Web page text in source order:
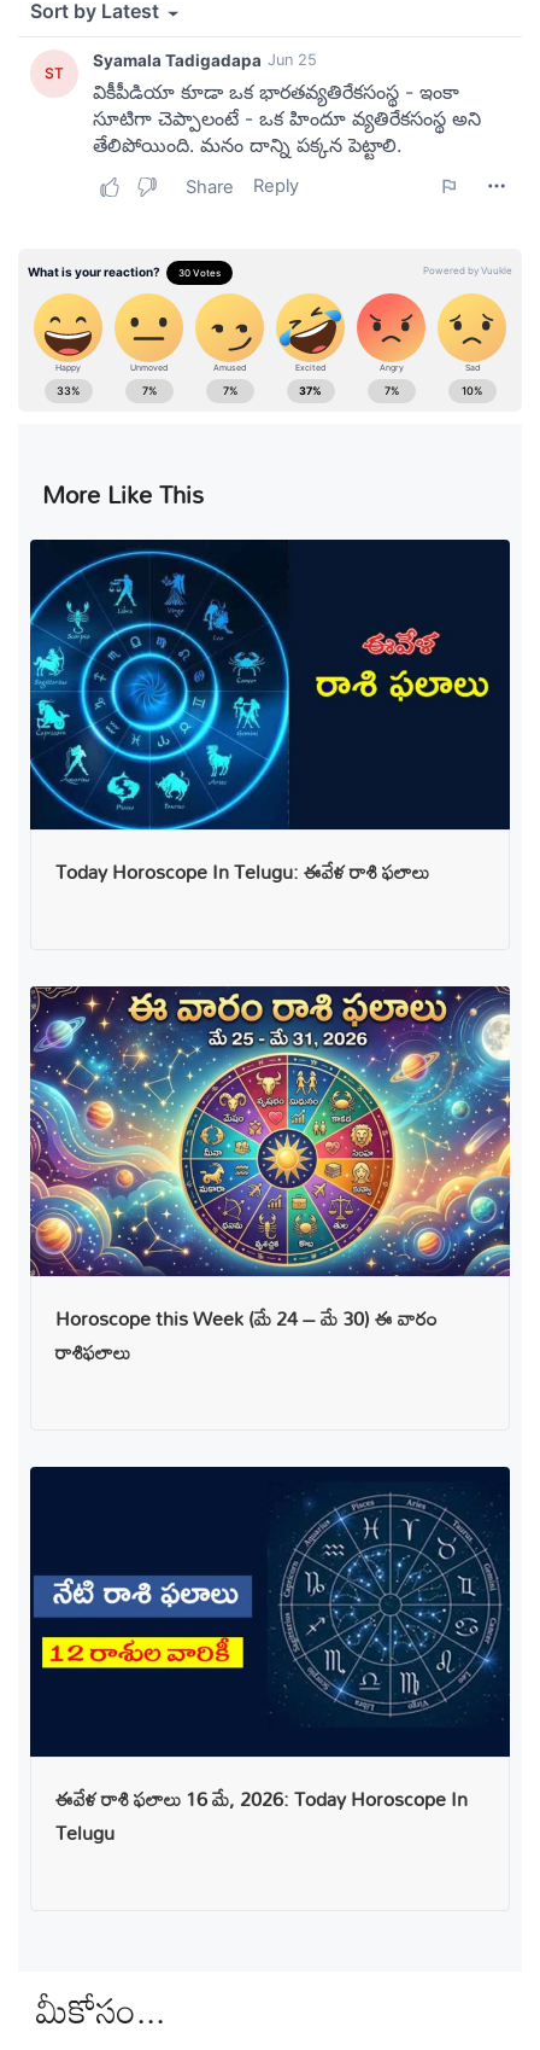
More Like This
Today Horoscope In Telugu: ఈవేళ రాశి ఫలాలు
Horoscope this Week (మే 24 – మే 30) ఈ వారం
రాశిఫలాలు
ఈవేళ రాశి ఫలాలు 16 మే, 2026: Today Horoscope In
Telugu
మీకోసం...